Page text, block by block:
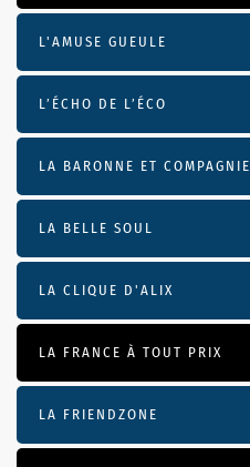
L'AMUSE GUEULE
L’ÉCHO DE L’ÉCO
LA BARONNE ET COMPAGNIE
LA BELLE SOUL
LA CLIQUE D'ALIX
LA FRANCE À TOUT PRIX
LA FRIENDZONE